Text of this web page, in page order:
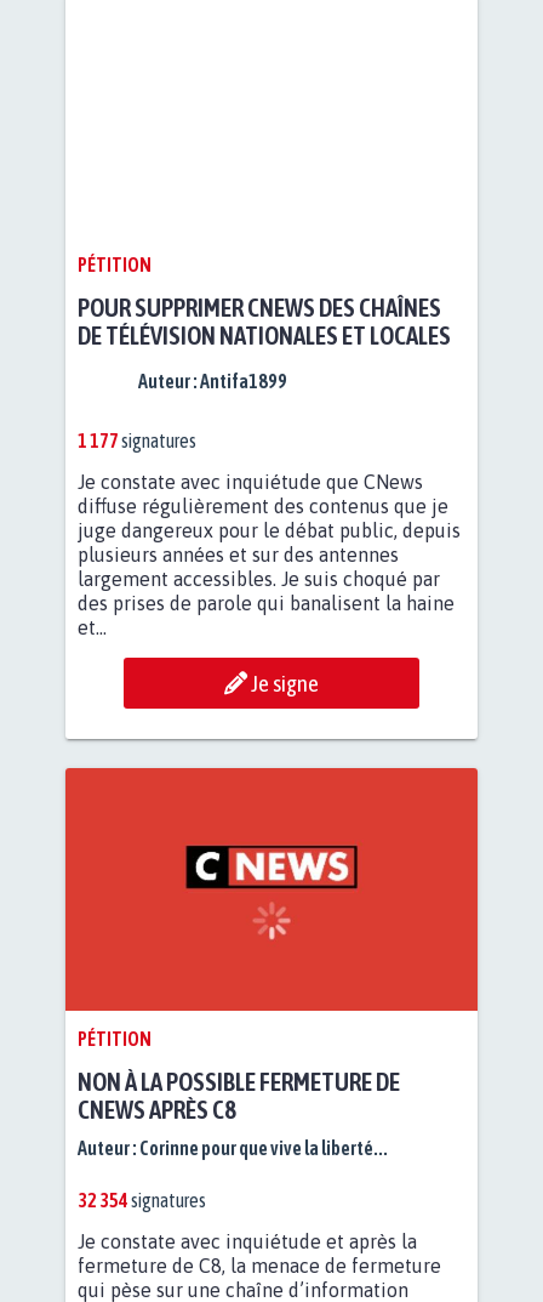
PÉTITION
POUR SUPPRIMER CNEWS DES CHAÎNES
DE TÉLÉVISION NATIONALES ET LOCALES
Auteur :Antifa1899
1 177signatures
Je constate avec inquiétude que CNews
diffuse régulièrement des contenus que je
juge dangereux pour le débat public, depuis
plusieurs années et sur des antennes
largement accessibles. Je suis choqué par
des prises de parole qui banalisent la haine
et...
Je signe
PÉTITION
NON À LA POSSIBLE FERMETURE DE
CNEWS APRÈS C8
Auteur : Corinne pour que vive la liberté...
32 354signatures
Je constate avec inquiétude et après la
fermeture de C8, la menace de fermeture
qui pèse sur une chaîne d’information